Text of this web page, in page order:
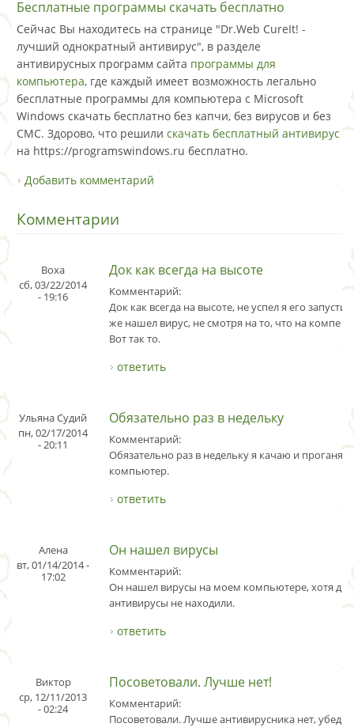
Бесплатные программы скачать бесплатно
Сейчас Вы находитесь на странице "Dr.Web CureIt! -
лучший однократный антивирус", в разделе
антивирусных программ сайта программы для
компьютера, где каждый имеет возможность легально
бесплатные программы для компьютера с Microsoft
Windows скачать бесплатно без капчи, без вирусов и без
СМС. Здорово, что решили скачать бесплатный антивирус
на https://programswindows.ru бесплатно.
Добавить комментарий
Комментарии
Воха
сб, 03/22/2014
- 19:16
Док как всегда на высоте
Комментарий:
Док как всегда на высоте, не успел я его
же нашел вирус, не смотря на то, что на компе
Вот так то.
ответить
Ульяна Судий
пн, 02/17/2014
- 20:11
Обязательно раз в недельку
Комментарий:
Обязательно раз в недельку я качаю и проганяю
компьютер.
ответить
Алена
вт, 01/14/2014 -
17:02
Он нашел вирусы
Комментарий:
Он нашел вирусы на моем компьютере, хотя
антивирусы не находили.
ответить
Виктор
ср, 12/11/2013
- 02:24
Посоветовали. Лучше нет!
Комментарий:
Посоветовали. Лучше антивирусника нет,